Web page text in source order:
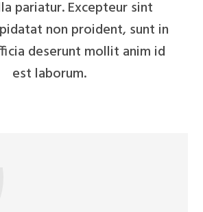
pariatur. Excepteur sint
non proident, sunt in
deserunt mollit anim id
est laborum.